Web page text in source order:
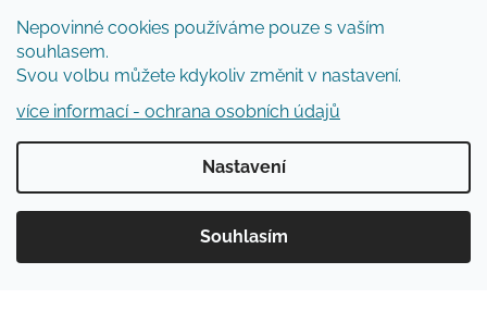
Nepovinné cookies používáme pouze s vaším
souhlasem.
Svou volbu můžete kdykoliv změnit v nastavení.
více informací - ochrana osobních údajů
Nastavení
Souhlasím
Vložením e-mailu souhlasíte spodmínkami
ochrany osobních údajů
PŘIHLÁSIT SE
Inlinespecial
vyhrazena.Upravit nastavení cookies